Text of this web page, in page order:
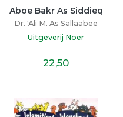
Miraç Çağrı Aktaş
İndigo Kitap
,10
Aboe Bakr As Siddieq
Dr. 'Ali M. As Sallaabee
Uitgeverij Noer
22,50